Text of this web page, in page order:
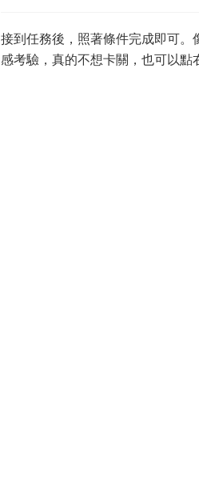
接到任務後，照著條件完成即可
感考驗，真的不想卡關，也可以點